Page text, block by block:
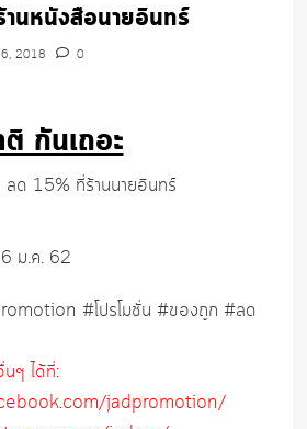
นหนังสือนายอินทร์
2018 0
กันเถอะ
ด 15% ที่ร้านนายอินทร์
ม.ค. 62
#โปรโมชั่น #ของถูก #ลด
ๆ ได้ที่:
jadpromotion/